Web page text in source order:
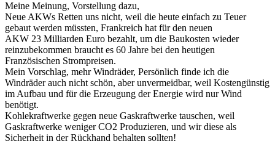
Meine Meinung, Vorstellung dazu,
Neue AKWs Retten uns nicht, weil die heute einfach zu Teuer
gebaut werden müssten, Frankreich hat für den neuen
AKW 23 Milliarden Euro bezahlt, um die Baukosten wieder
reinzubekommen braucht es 60 Jahre bei den heutigen
Französischen Strompreisen.
Mein Vorschlag, mehr Windräder, Persönlich finde ich die
Windräder auch nicht schön, aber unvermeidbar, weil Kostengünstig
im Aufbau und für die Erzeugung der Energie wird nur Wind
benötigt.
Kohlekraftwerke gegen neue Gaskraftwerke tauschen, weil
Gaskraftwerke weniger CO2 Produzieren, und wir diese als
Sicherheit in der Rückhand behalten sollten!